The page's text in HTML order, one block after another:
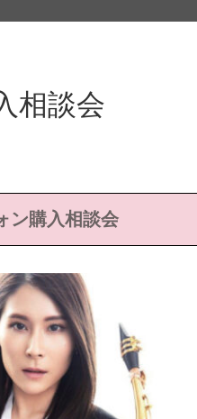
相談会
ン購入相談会